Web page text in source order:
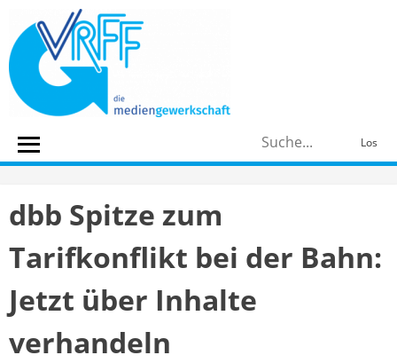
content
Los
dbb Spitze zum
Tarifkonflikt bei der Bahn:
Jetzt über Inhalte
verhandeln